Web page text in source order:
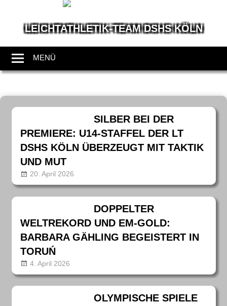
LEICHTATHLETIK-TEAM DSHS KÖLN
leben
Leichtathletik
MENÜ
Zum
Inhalt
SILBER BEI DER
PREMIERE: U14-STAFFEL DER LT
DSHS KÖLN ÜBERZEUGT MIT TAKTIK
UND MUT
20. April 2026
DOPPELTER
WELTREKORD UND EM-GOLD:
BARBARA GÄHLING BEGEISTERT IN
TORUŃ
4. April 2026
OLYMPISCHE SPIELE